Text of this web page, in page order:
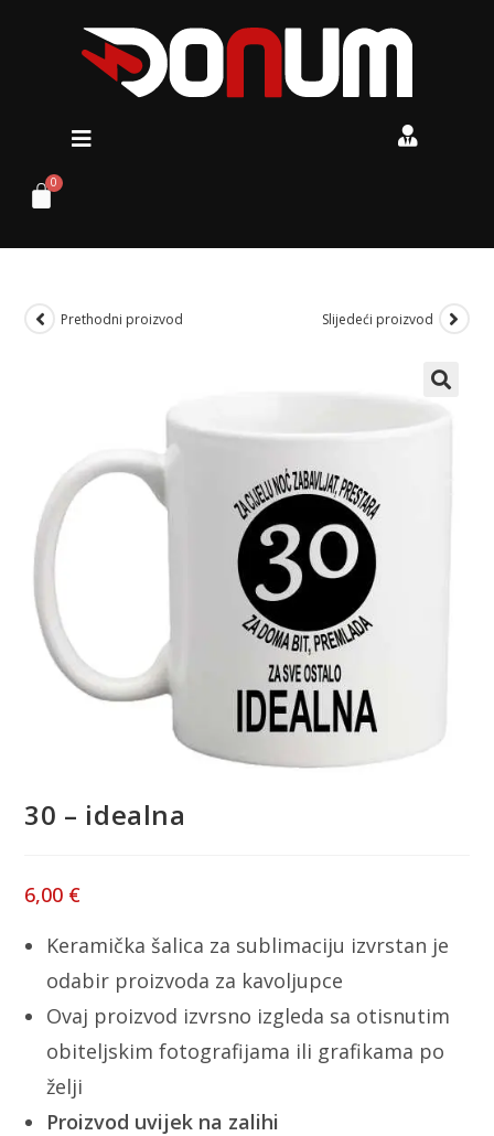
Prethodni proizvod Slijedeći proizvod
30 – idealna
6,00 €
Keramička šalica za sublimaciju izvrstan je
odabir proizvoda za kavoljupce
Ovaj proizvod izvrsno izgleda sa otisnutim
obiteljskim fotografijama ili grafikama po
želji
Proizvod uvijek na zalihi